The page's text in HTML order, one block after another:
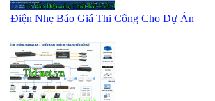
Điện Nhẹ Báo Giá Thi Công Cho Dự Án